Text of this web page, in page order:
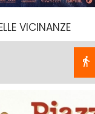
VICINANZE